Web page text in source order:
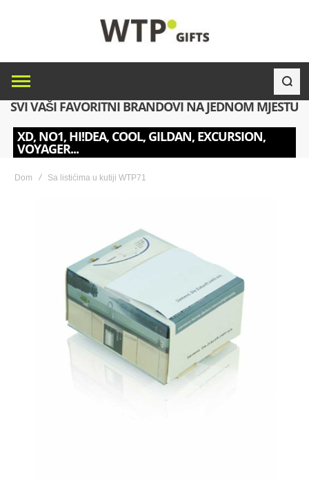
SVI VAŠI FAVORITNI BRANDOVI NA JEDNOM MJESTU
XD, NO1, HI!DEA, COOL, GILDAN, EXCURSION,
VOYAGER...
Dom Sa listićima u kutiji WTP71